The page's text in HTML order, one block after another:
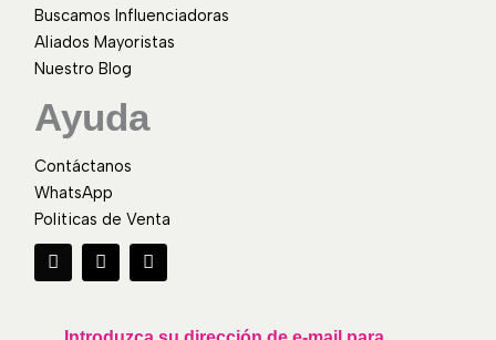
Buscamos Influenciadoras
Aliados Mayoristas
Nuestro Blog
Ayuda
Contáctanos
WhatsApp
Politicas de Venta
F
a
c
I
n
s
g
W
h
a
a